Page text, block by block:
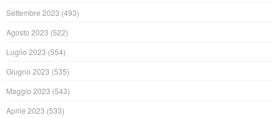
Settembre 2023 (493)
Agosto 2023 (522)
Luglio 2023 (554)
Giugno 2023 (535)
Maggio 2023 (543)
Aprile 2023 (533)